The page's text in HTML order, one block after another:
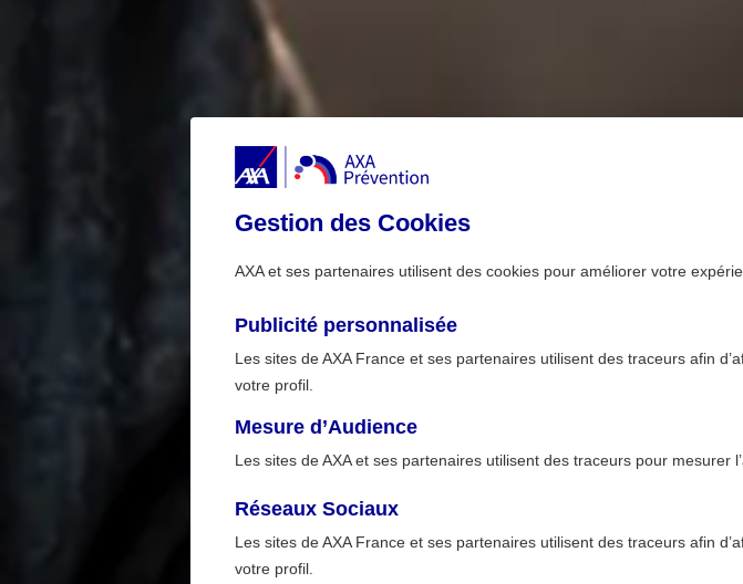
Accueil
Gestion des Cookies
AXA et ses partenaires utilisent des cookies pour améliorer votre
Publicité personnalisée
Les sites de AXA France et ses partenaires utilisent des traceurs afin
votre profil.
Mesure d’Audience
Les sites de AXA et ses partenaires utilisent des traceurs pour mesurer
Réseaux Sociaux
Les sites de AXA France et ses partenaires utilisent des traceurs afin
votre profil.